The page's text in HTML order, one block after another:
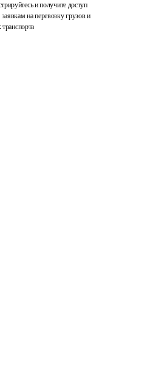
и получите доступ
на перевозку грузов и
транспорта